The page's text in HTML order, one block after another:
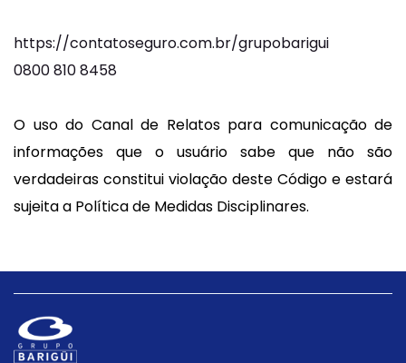
https://contatoseguro.com.br/grupobarigui
0800 810 8458
O uso do Canal de Relatos para comunicação de
informações que o usuário sabe que não são
verdadeiras constitui violação deste Código e estará
sujeita a Política de Medidas Disciplinares.